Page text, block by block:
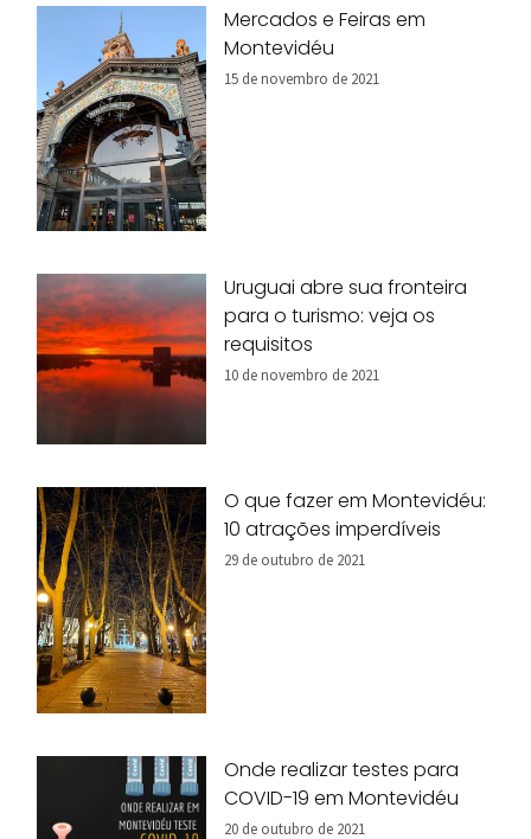
Mercados e Feiras em
Montevidéu
15 de novembro de 2021
Uruguai abre sua fronteira
para o turismo: veja os
requisitos
10 de novembro de 2021
O que fazer em Montevidéu:
10 atrações imperdíveis
29 de outubro de 2021
Onde realizar testes para
COVID-19 em Montevidéu
20 de outubro de 2021